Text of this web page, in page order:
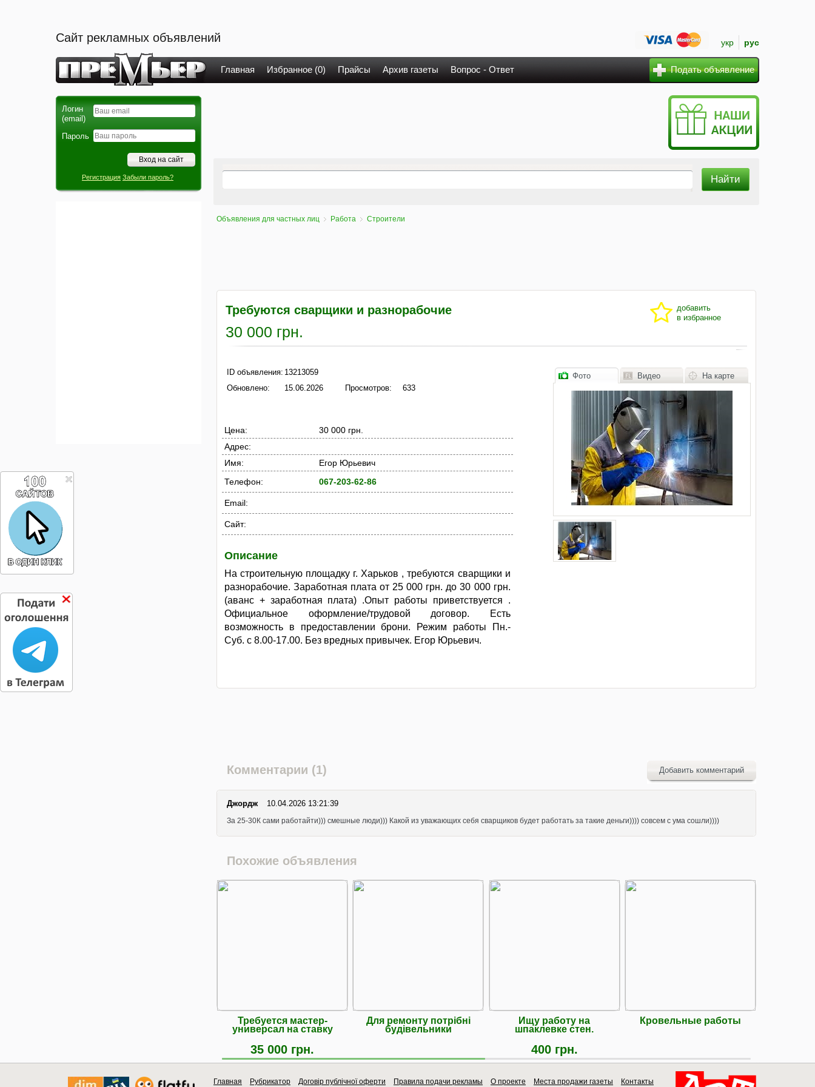
Сайт рекламных объявлений укр рус
Главная Избранное (0) Прайсы Архив газеты Вопрос - Ответ Подать объявление
Логин
(email)
Пароль
Регистрация Забыли пароль?
Объявления для частных лиц Работа Строители
Требуются сварщики и разнорабочие
добавить
в избранное
30 000 грн.
ID объявления: 13213059
Обновлено:
15.06.2026 Просмотров: 633
Цена:
30 000 грн.
Адрес:
Имя:
Егор Юрьевич
Телефон:
067-203-62-86
Email:
Сайт:
Описание
На строительную площадку г. Харьков , требуются сварщики и
разнорабочие. Заработная плата от 25 000 грн. до 30 000 грн.
(аванс + заработная плата) .Опыт работы приветствуется .
Официальное оформление/трудовой договор. Есть
возможность в предоставлении брони. Режим работы Пн.-
Суб. с 8.00-17.00. Без вредных привычек. Егор Юрьевич.
Фото Видео На карте
Комментарии (1) Добавить комментарий
Джордж 10.04.2026 13:21:39
За 25-30К сами работайти))) смешные люди))) Какой из уважающих себя сварщиков будет работать за такие деньги)))) совсем с ума сошли))))
Похожие объявления
Требуется мастер-
универсал на ставку
35 000 грн.
Для ремонту потрібні
будівельники
Ищу работу на
шпаклевке стен.
400 грн.
Кровельные работы
Главная Рубрикатор Договір публічної оферти Правила подачи рекламы О проекте Места продажи газеты Контакты